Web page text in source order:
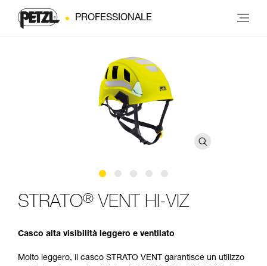
PROFESSIONALE
STRATO® VENT HI-VIZ
Casco alta visibilità leggero e ventilato
Molto leggero, il casco STRATO VENT garantisce un utilizzo